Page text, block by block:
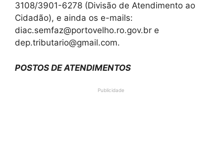
3108/3901-6278 (Divisão de Atendimento ao
Cidadão), e ainda os e-mails:
diac.semfaz@portovelho.ro.gov.br e
dep.tributario@gmail.com.
POSTOS DE ATENDIMENTOS
Publicidade